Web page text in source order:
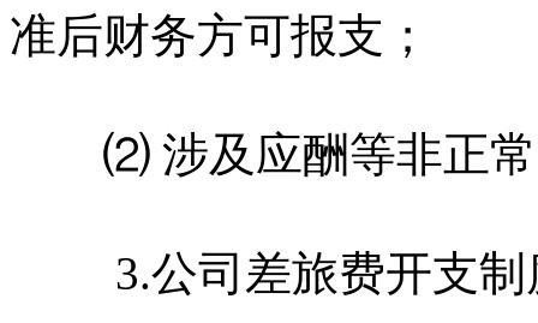
准后财务方可报支；
⑵ 涉及应酬等非正常
3.公司差旅费开支制